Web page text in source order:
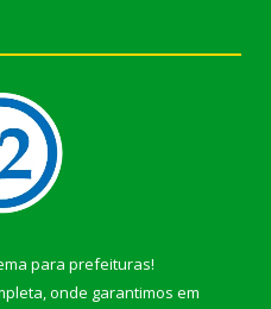
para prefeituras!
onde garantimos em